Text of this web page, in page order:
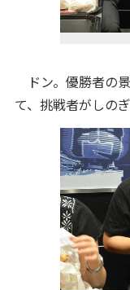
ドン。優勝者の
て、挑戦者がしの